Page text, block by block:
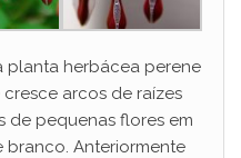
planta herbácea perene
arcos de raízes
de pequenas flores em
branco. Anteriormente